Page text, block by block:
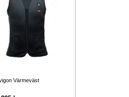
Värmeväst